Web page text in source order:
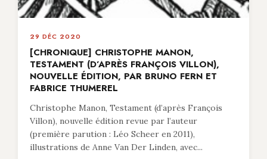
29 DÉC 2020
[CHRONIQUE] CHRISTOPHE MANON,
TESTAMENT (D’APRÈS FRANÇOIS VILLON),
NOUVELLE ÉDITION, PAR BRUNO FERN ET
FABRICE THUMEREL
Christophe Manon, Testament (d’après François
Villon), nouvelle édition revue par l’auteur
(première parution : Léo Scheer en 2011),
illustrations de Anne Van Der Linden, avec...